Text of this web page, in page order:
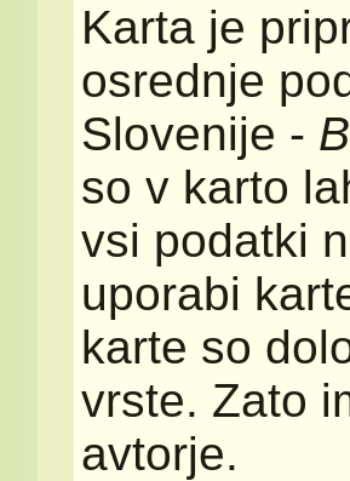
Karta je
osrednje
Slovenije -
so v karto
vsi podatki
uporabi
karte so
vrste. Zato
avtorje.